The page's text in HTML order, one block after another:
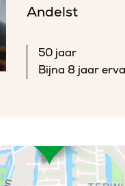
Andelst
50 jaar
Bijna 8 jaar